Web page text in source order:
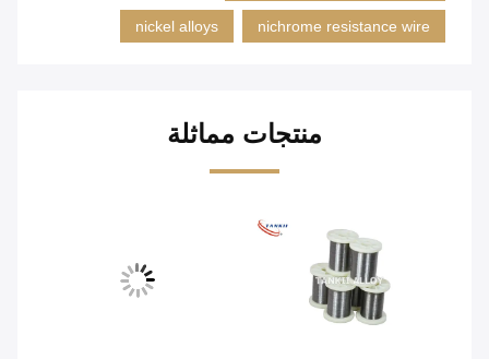
nichrome resistance wire
nickel alloys
منتجات مماثلة